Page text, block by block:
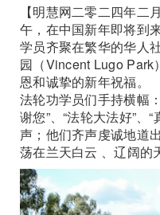
【明慧网二零二四年二
午，在中国新年即将到
学员齐聚在繁华的华人
园（Vincent Lugo Park
恩和诚挚的新年祝福。
法轮功学员们手持横幅
谢您”、“法轮大法好”、
声；他们齐声虔诚地道
荡在兰天白云 、辽阔的